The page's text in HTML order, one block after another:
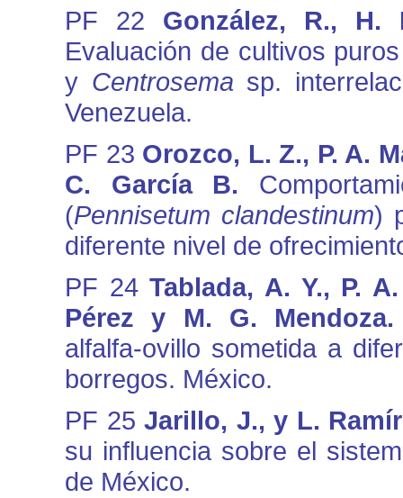
PF 22 González, R.,
Evaluación de cultivos
y Centrosema sp.
Venezuela.
PF 23 Orozco, L. Z., P. A.
C. García B.
(Pennisetum clandestinum)
diferente nivel de
PF 24Tablada, A. Y., P.
Pérez y M. G.
alfalfa-ovillo sometida a
borregos. México.
PF 25 Jarillo, J., y L.
su influencia sobre el
de México.